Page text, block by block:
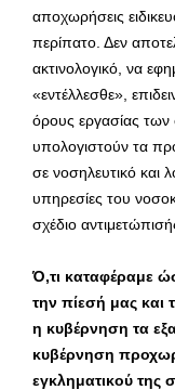
αποχωρήσεις
περίπατο. Δεν
ακτινολογικό, να
«εντέλλεσθε»,
όρους εργασίας
υπολογιστούν τα
σε νοσηλευτικό και
υπηρεσίες του
σχέδιο
Ό,τι καταφέραμε
την πίεσή μας και
η κυβέρνηση τα
κυβέρνηση
εγκληματικού της